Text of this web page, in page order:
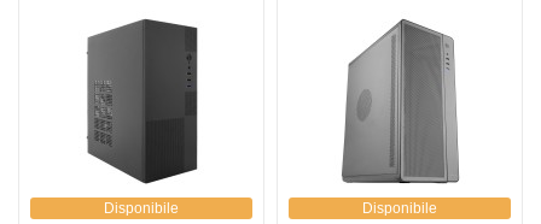
Disponibile Disponibile